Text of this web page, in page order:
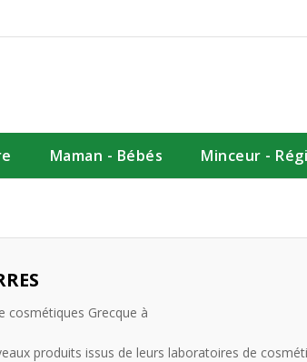
Maman - Bébés Minceur -
cosmétiques Grecque à
produits issus de leurs laboratoires de